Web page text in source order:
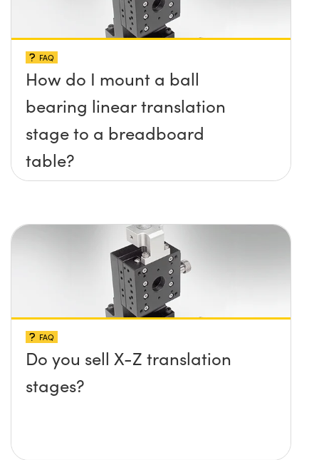
FAQ
How do I mount a ball
bearing linear translation
stage to a breadboard
table?
FAQ
Do you sell X-Z translation
stages?